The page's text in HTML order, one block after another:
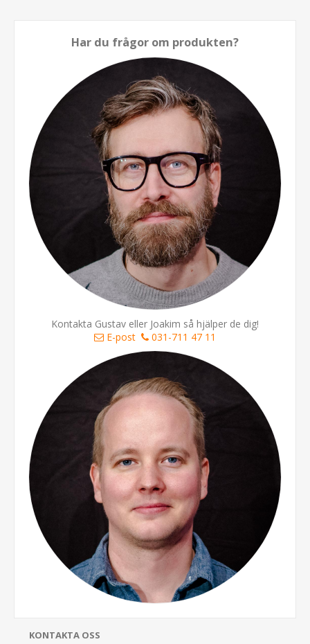
Har du frågor om produkten?
Kontakta Gustav eller Joakim så hjälper de dig!
E-post
031-711 47 11
KONTAKTA OSS